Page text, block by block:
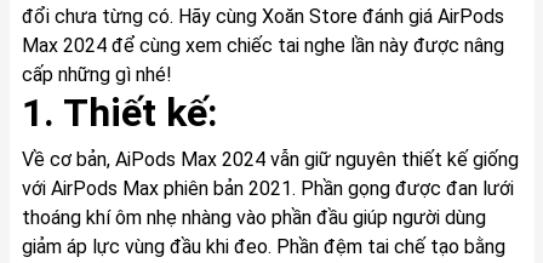
đổi chưa từng có. Hãy cùng Xoăn Store đánh giá AirPods
Max 2024 để cùng xem chiếc tai nghe lần này được nâng
cấp những gì nhé!
1. Thiết kế:
Về cơ bản, AiPods Max 2024 vẫn giữ nguyên thiết kế giống
với AirPods Max phiên bản 2021. Phần gọng được đan lưới
thoáng khí ôm nhẹ nhàng vào phần đầu giúp người dùng
giảm áp lực vùng đầu khi đeo. Phần đệm tai chế tạo bằng